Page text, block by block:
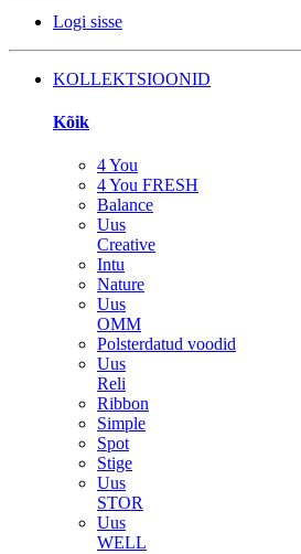
Logi sisse
KOLLEKTSIOONID
Kõik
4 You
4 You FRESH
Balance
Uus
Creative
Intu
Nature
Uus
OMM
Polsterdatud voodid
Uus
Reli
Ribbon
Simple
Spot
Stige
Uus
STOR
Uus
WELL